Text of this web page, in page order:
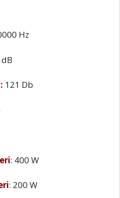
Hz
121 Db
: 400 W
: 200 W